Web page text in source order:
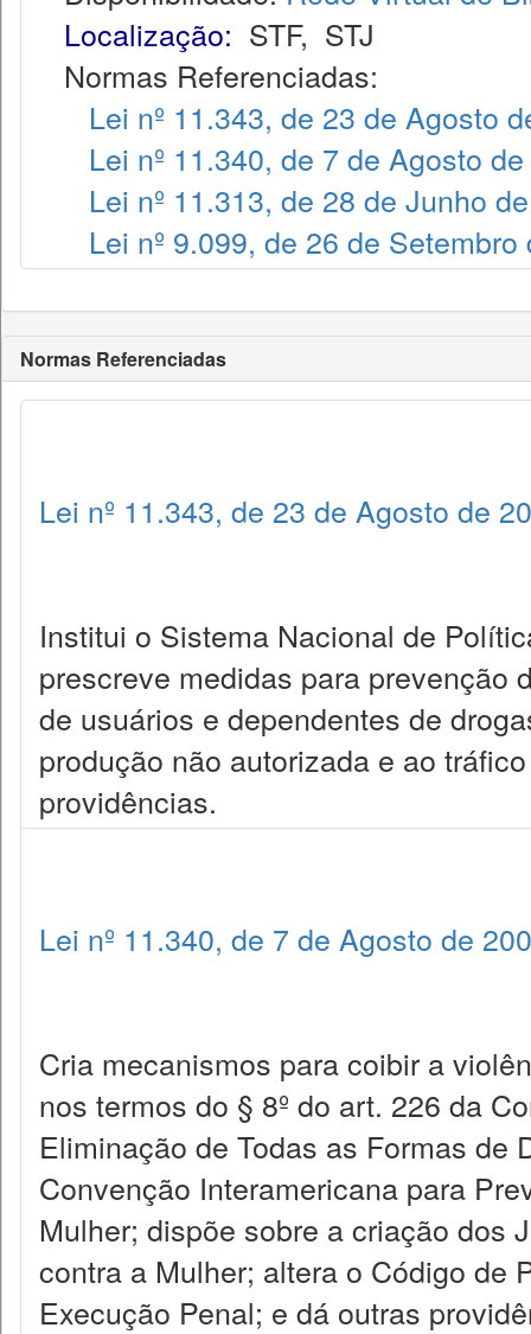
Localização: STF, STJ
Normas Referenciadas:
Lei nº 11.343, de 23 de Agosto
Lei nº 11.340, de 7 de Agosto
Lei nº 11.313, de 28 de Junho
Lei nº 9.099, de 26 de Setembro
Normas Referenciadas
Lei nº 11.343, de 23 de Agosto de
Institui o Sistema Nacional de
prescreve medidas para prevenção
de usuários e dependentes de
produção não autorizada e ao
providências.
Lei nº 11.340, de 7 de Agosto de
Cria mecanismos para coibir a
nos termos do § 8º do art. 226 da
Eliminação de Todas as Formas de
Convenção Interamericana para
Mulher; dispõe sobre a criação dos
contra a Mulher; altera o Código de
Execução Penal; e dá outras